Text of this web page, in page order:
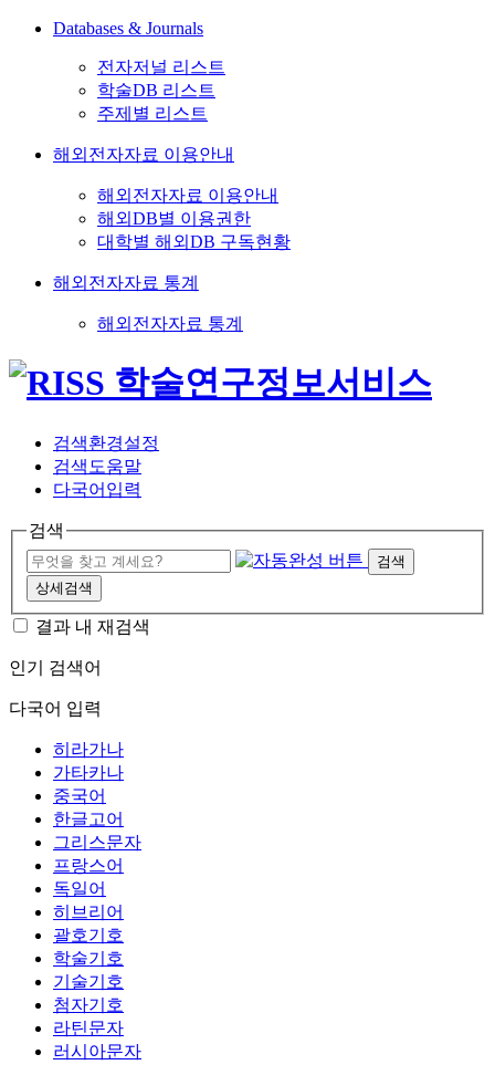
Databases & Journals
전자저널 리스트
학술DB 리스트
주제별 리스트
해외전자자료 이용안내
해외전자자료 이용안내
해외DB별 이용권한
대학별 해외DB 구독현황
해외전자자료 통계
해외전자자료 통계
검색환경설정
검색도움말
다국어입력
검색
검색
상세검색
결과 내 재검색
인기 검색어
다국어 입력
히라가나
가타카나
중국어
한글고어
그리스문자
프랑스어
독일어
히브리어
괄호기호
학술기호
기술기호
첨자기호
라틴문자
러시아문자